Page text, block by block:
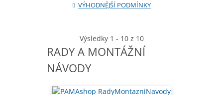
VÝHODNĚJŠÍ PODMÍNKY
Výsledky 1 - 10 z 10
RADY A MONTÁŽNÍ
NÁVODY